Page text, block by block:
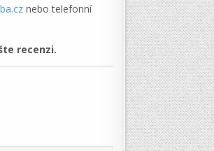
nebo telefonní
recenzi.